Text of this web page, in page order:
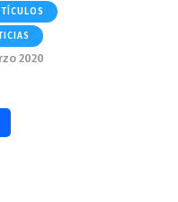
2020